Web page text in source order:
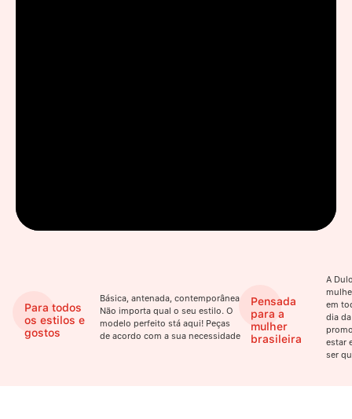
Para todos
os estilos e
gostos
Básica, antenada, contemporânea.
Não importa qual o seu estilo. O
modelo perfeito stá aqui! Peças
de acordo com a sua necessidade
Pensada
para a
mulher
brasileira
A
em
dia
estar
ser